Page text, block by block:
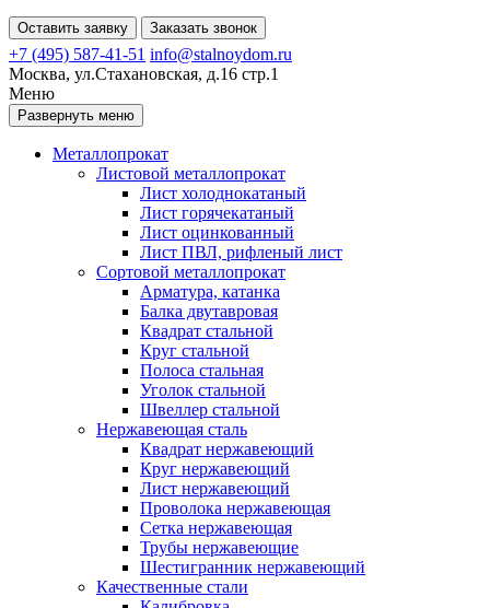
Оставить заявку Заказать звонок
+7 (495) 587-41-51 info@stalnoydom.ru
Москва, ул.Стахановская, д.16 стр.1
Меню
Развернуть меню
Металлопрокат
Листовой металлопрокат
Лист холоднокатаный
Лист горячекатаный
Лист оцинкованный
Лист ПВЛ, рифленый лист
Сортовой металлопрокат
Арматура, катанка
Балка двутавровая
Квадрат стальной
Круг стальной
Полоса стальная
Уголок стальной
Швеллер стальной
Нержавеющая сталь
Квадрат нержавеющий
Круг нержавеющий
Лист нержавеющий
Проволока нержавеющая
Сетка нержавеющая
Трубы нержавеющие
Шестигранник нержавеющий
Качественные стали